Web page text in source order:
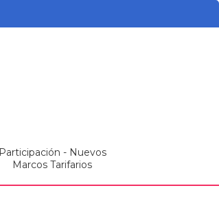
Participación - Nuevos
Marcos Tarifarios